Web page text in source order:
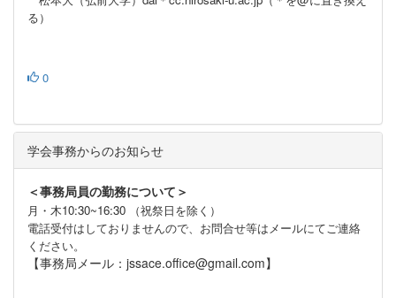
る）
0
学会事務からのお知らせ
＜事務局員の勤務について＞
月・木10:30~16:30 （祝祭日を除く）
電話受付はしておりませんので、お問合せ等はメールにてご連絡
ください。
【事務局メール：jssace.office@gmail.com】